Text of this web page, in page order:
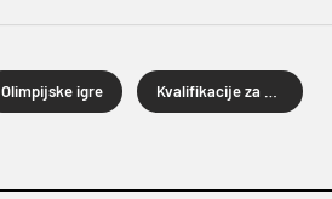
Olimpijske igre